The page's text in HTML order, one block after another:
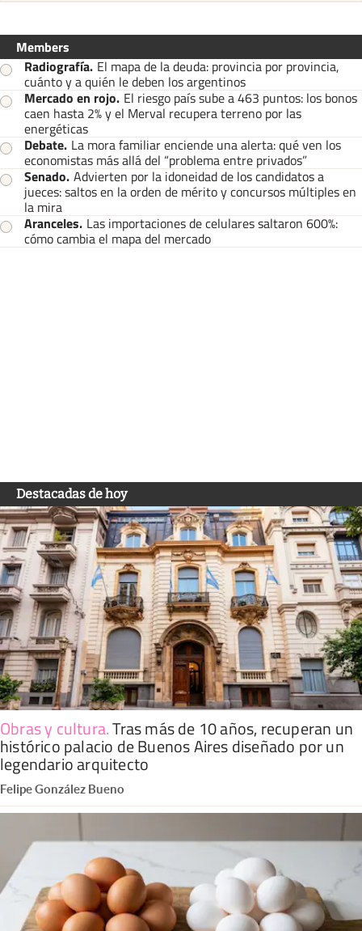
Members
Radiografía. El mapa de la deuda: provincia por provincia,
cuánto y a quién le deben los argentinos
Mercado en rojo. El riesgo país sube a 463 puntos: los bonos
caen hasta 2% y el Merval recupera terreno por las
energéticas
Debate. La mora familiar enciende una alerta: qué ven los
economistas más allá del “problema entre privados”
Senado. Advierten por la idoneidad de los candidatos a
jueces: saltos en la orden de mérito y concursos múltiples en
la mira
Aranceles. Las importaciones de celulares saltaron 600%:
cómo cambia el mapa del mercado
Destacadas de hoy
Obras y cultura.Tras más de 10 años, recuperan un
histórico palacio de Buenos Aires diseñado por un
legendario arquitecto
Felipe González Bueno